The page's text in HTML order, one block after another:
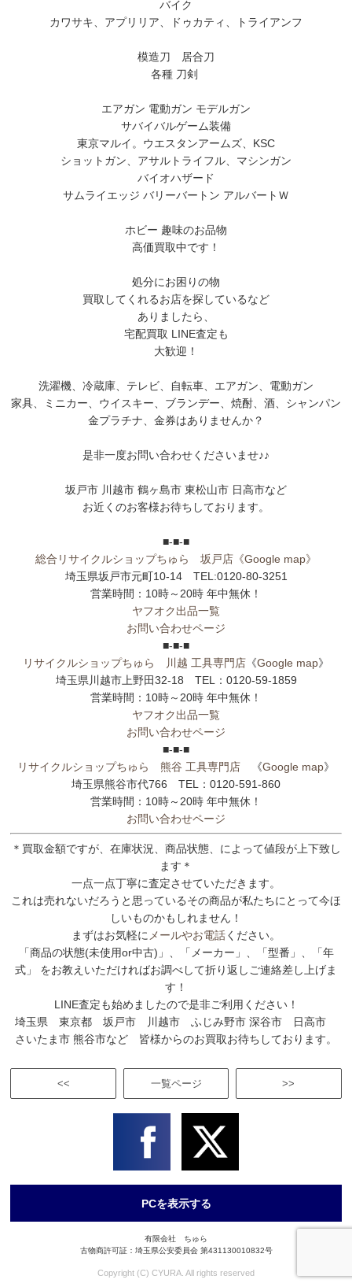
バイク
カワサキ、アプリリア、ドゥカティ、トライアンフ
模造刀 居合刀
各種 刀剣
エアガン 電動ガン モデルガン
サバイバルゲーム装備
東京マルイ。ウエスタンアームズ、KSC
ショットガン、アサルトライフル、マシンガン
バイオハザード
サムライエッジ バリーバートン アルバートＷ
ホビー 趣味のお品物
高価買取中です！
処分にお困りの物
買取してくれるお店を探しているなど
ありましたら、
宅配買取 LINE査定も
大歓迎！
洗濯機、冷蔵庫、テレビ、自転車、エアガン、電動ガン
家具、ミニカー、ウイスキー、ブランデー、焼酎、酒、シャンパン
金プラチナ、金券はありませんか？
是非一度お問い合わせくださいませ♪♪
坂戸市 川越市 鶴ヶ島市 東松山市 日高市など
お近くのお客様お待ちしております。
■-■-■
総合リサイクルショップちゅら 坂戸店 《Google map》
埼玉県坂戸市元町10-14 TEL:0120-80-3251
営業時間：10時～20時 年中無休！
ヤフオク出品一覧
お問い合わせページ
■-■-■
リサイクルショップちゅら 川越 工具専門店 《Google map》
埼玉県川越市上野田32-18 TEL：0120-59-1859
営業時間：10時～20時 年中無休！
ヤフオク出品一覧
お問い合わせページ
■-■-■
リサイクルショップちゅら 熊谷 工具専門店 《Google map》
埼玉県熊谷市代766 TEL：0120-591-860
営業時間：10時～20時 年中無休！
お問い合わせページ
＊買取金額ですが、在庫状況、商品状態、によって値段が上下致し
ます＊
一点一点丁寧に査定させていただきます。
これは売れないだろうと思っているその商品が私たちにとって今ほ
しいものかもしれません！
まずはお気軽に メールやお電話ください。
「商品の状態(未使用or中古)」、「メーカー」、「型番」、「年
式」 をお教えいただければお調べして折り返しご連絡差し上げま
す！
LINE査定も始めましたので是非ご利用ください！
埼玉県 東京都 坂戸市 川越市 ふじみ野市 深谷市 日高市
さいたま市 熊谷市など 皆様からのお買取お待ちしております。
<< >>
一覧ページ
PCを表示する
有限会社 ちゅら
古物商許可証：埼玉県公安委員会 第431130010832号
Copyright (C) CYURA. All rights reserved